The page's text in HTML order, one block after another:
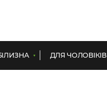
ДЛЯ ЧОЛОВІКІВ